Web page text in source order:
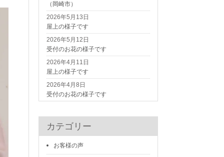
（岡崎市）
屋上の様子です
2026年5月13日
受付のお花の様子です
2026年5月12日
屋上の様子です
2026年4月11日
受付のお花の様子です
2026年4月8日
カテゴリー
お客様の声